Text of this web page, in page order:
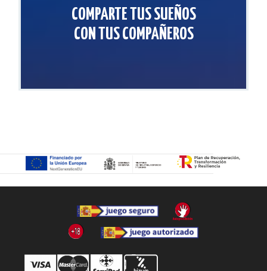
COMPARTE TUS SUEÑOS
CON TUS COMPAÑEROS